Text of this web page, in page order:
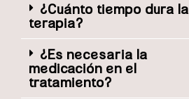
¿Cuánto tiempo dura la
terapia?
¿Es necesaria la
medicación en el
tratamiento?